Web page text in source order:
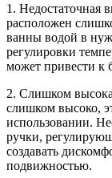
1. Недостаточная
расположен
ванны водой в
регулировки
может привести к
2. Слишком
слишком высоко,
использовании.
ручки,
создавать
подвижностью.